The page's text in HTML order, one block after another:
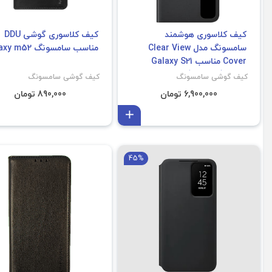
کیف کلاسوری هوشمند
سامسونگ مدل Clear View
Cover مناسب Galaxy S21
Ultra (غیر اصل)
کیف گوشی سامسونگ
6,900,000 تومان
کیف کلاسوری گوشی DDU
مناسب سامسونگ Galaxy m52
کیف گوشی سامسونگ
890,000 تومان
45%